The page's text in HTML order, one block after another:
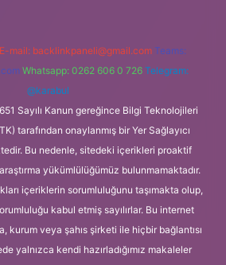
E-mail: backlinkpaneli@gmail.com Teams:
Whatsapp: 0262 606 0 726 Telegram:
@karabul
Sayılı Kanun gereğince Bilgi Teknolojileri
tarafından onaylanmış bir Yer Sağlayıcı
Bu nedenle, sitedeki içerikleri proaktif
yükümlülüğümüz bulunmamaktadır.
içeriklerin sorumluluğunu taşımakta olup,
kabul etmiş sayılırlar. Bu internet
kurum veya şahıs şirketi ile hiçbir bağlantısı
yalnızca kendi hazırladığımız makaleler